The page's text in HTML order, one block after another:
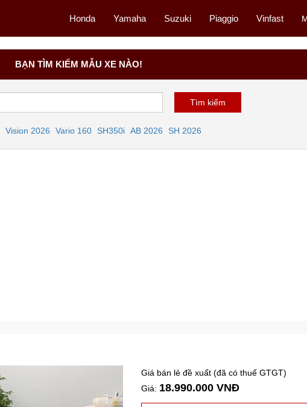
Honda Yamaha Suzuki Piaggio Vinfast
BẠN TÌM KIẾM MẪU XE NÀO!
Vision 2026 Vario 160 SH350i AB 2026 SH 2026
Giá bán lẻ đề xuất (đã có thuế GTGT)
Giá: 18.990.000 VNĐ